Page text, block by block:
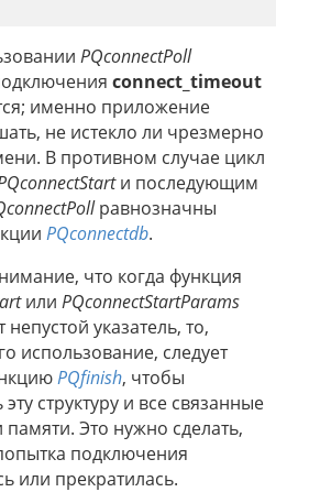
PQconnectPoll
connect_timeout
именно приложение
не истекло ли чрезмерно
В противном случае цикл
и последующим
равнозначны
PQconnectdb.
что когда функция
или PQconnectStartParams
указатель, то,
использование, следует
PQfinish, чтобы
структуру и все связанные
памяти. Это нужно сделать,
подключения
или прекратилась.